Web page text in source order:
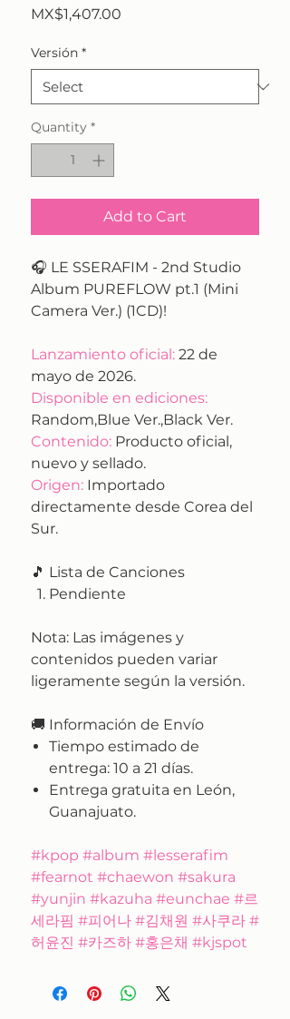
MX$1,407.00
Versión *
Quantity *
Add to Cart
🎧 LE SSERAFIM - 2nd Studio
Album PUREFLOW pt.1 (Mini
Camera Ver.) (1CD)!
Lanzamiento oficial: 22 de
mayo de 2026.
Disponible en ediciones:
Random,Blue Ver.,Black Ver.
Contenido: Producto oficial,
nuevo y sellado.
Origen: Importado
directamente desde Corea del
Sur.
🎵 Lista de Canciones
Pendiente
Nota: Las imágenes y
contenidos pueden variar
ligeramente según la versión.
🚚 Información de Envío
Tiempo estimado de
entrega: 10 a 21 días.
Entrega gratuita en León,
Guanajuato.
#kpop #album #lesserafim
#fearnot #chaewon #sakura
#yunjin #kazuha #eunchae #르
세라핌 #피어나 #김채원 #사쿠라 #
허윤진 #카즈하 #홍은채 #kjspot